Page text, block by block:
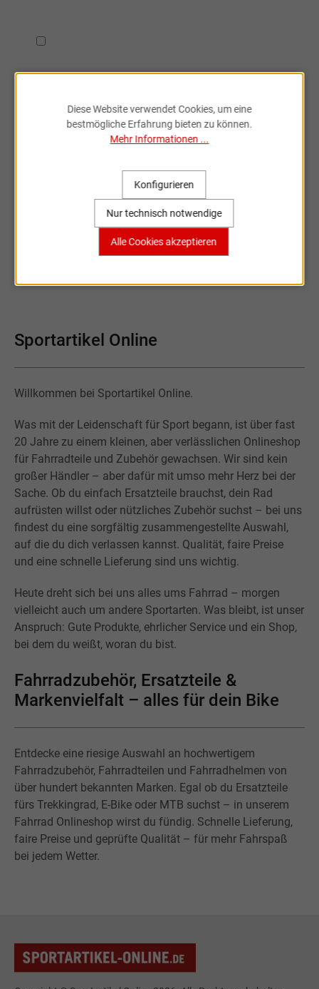
Fahrradzubehör & Ersatzteile
online entdecken
Große Auswahl, bekannte Marken,
schnelle Lieferung – Sportartikel Online
Sportartikel Online
Willkommen bei Sportartikel Online.
Was mit der Leidenschaft für Sport begann, ist über fast
20 Jahre zu einem kleinen, aber verlässlichen Onlineshop
für Fahrradteile und Zubehör gewachsen. Wir sind kein
großer Händler – aber dafür mit umso mehr Herz bei der
Sache. Ob du einfach Ersatzteile brauchst, dein Rad
aufrüsten willst oder nützliches Zubehör suchst – bei uns
findest du eine sorgfältig zusammengestellte Auswahl,
auf die du dich verlassen kannst. Qualität, faire Preise
und eine schnelle Lieferung sind uns wichtig.
Heute dreht sich bei uns alles ums Fahrrad – morgen
vielleicht auch um andere Sportarten. Was bleibt, ist unser
Anspruch: Gute Produkte, ehrlicher Service und ein Shop,
bei dem du weißt, woran du bist.
Fahrradzubehör, Ersatzteile &
Markenvielfalt – alles für dein Bike
Entdecke eine riesige Auswahl an hochwertigem
Fahrradzubehör, Fahrradteilen und Fahrradhelmen von
über hundert bekannten Marken. Egal ob du Ersatzteile
fürs Trekkingrad, E-Bike oder MTB suchst – in unserem
Fahrrad Onlineshop wirst du fündig. Schnelle Lieferung,
faire Preise und geprüfte Qualität – für mehr Fahrspaß
bei jedem Wetter.
Diese Website verwendet Cookies, um eine
bestmögliche Erfahrung bieten zu können.
Mehr Informationen ...
Nur technisch notwendige
Konfigurieren
Alle Cookies akzeptieren